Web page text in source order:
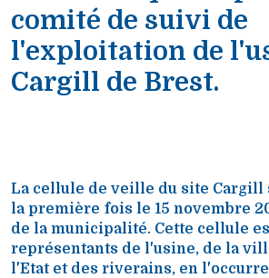
comité de suivi de
l'exploitation de
Cargill de Brest.
La cellule de veille du site Cargill
la première fois le 15 novembre
de la municipalité. Cette cellule
représentants de l'usine, de la
l'Etat et des riverains, en